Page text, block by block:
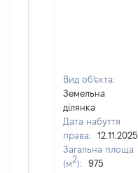
Вид об'єкта:
Земельна
ділянка
Дата набуття
права:
12.11.2025
Загальна площа
(м2):
975